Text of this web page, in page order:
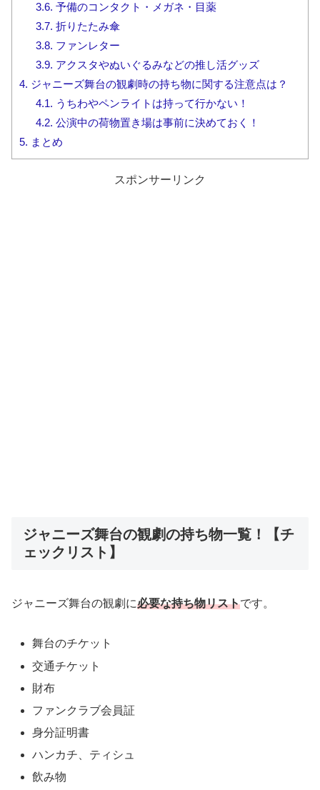
3.6. 予備のコンタクト・メガネ・目薬
3.7. 折りたたみ傘
3.8. ファンレター
3.9. アクスタやぬいぐるみなどの推し活グッズ
4. ジャニーズ舞台の観劇時の持ち物に関する注意点は？
4.1. うちわやペンライトは持って行かない！
4.2. 公演中の荷物置き場は事前に決めておく！
5. まとめ
スポンサーリンク
ジャニーズ舞台の観劇の持ち物一覧！【チ
ェックリスト】
ジャニーズ舞台の観劇に必要な持ち物リストです。
舞台のチケット
交通チケット
財布
ファンクラブ会員証
身分証明書
ハンカチ、ティシュ
飲み物